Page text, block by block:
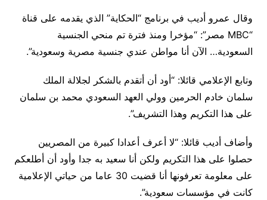
وقال عمرو أديب في برنامج “الحكاية” الذي يقدمه على قناة
“MBC مصر”: “مؤخرا ومنذ فترة تم منحي الجنسية
السعودية… الآن أنا مواطن عندي جنسية مصرية وسعودية”.
وتابع الإعلامي قائلا: “أود أن أتقدم بالشكر لجلالة الملك
سلمان خادم الحرمين وولي العهد السعودي محمد بن سلمان
على هذا التكريم وهذا التشريف”.
وأضاف أديب قائلا: “لا أعرف أعدادا كبيرة من المصريين
حصلوا على هذا التكريم ولكن أنا سعيد به جدا وأود أن أطلعكم
على معلومة تعرفونها أنا قضيت 30 عاما من حياتي الإعلامية
كانت في مؤسسات سعودية”.